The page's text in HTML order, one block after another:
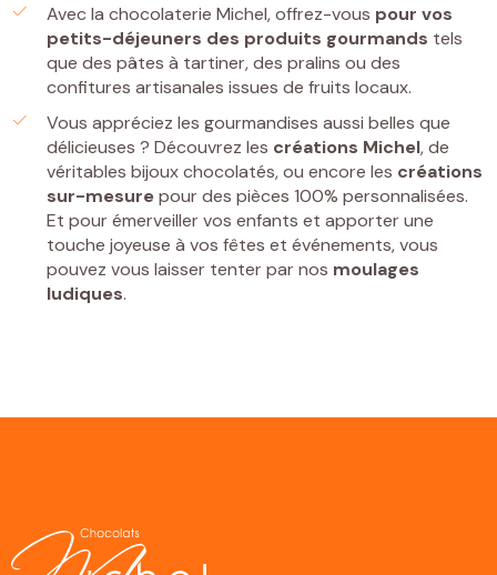
Avec la chocolaterie Michel, offrez-vous pour vos
petits-déjeuners des produits gourmands tels
que des pâtes à tartiner, des pralins ou des
confitures artisanales issues de fruits locaux.
Vous appréciez les gourmandises aussi belles que
délicieuses ? Découvrez les créations Michel, de
véritables bijoux chocolatés, ou encore les créations
sur-mesurepour des pièces 100% personnalisées.
Et pour émerveiller vos enfants et apporter une
touche joyeuse à vos fêtes et événements, vous
pouvez vous laisser tenter par nos moulages
ludiques.